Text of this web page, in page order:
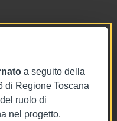
a seguito della
di Regione Toscana
ruolo di
nel progetto.